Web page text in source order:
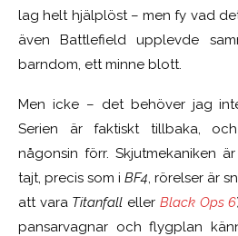
lag helt hjälplöst – men fy vad
även Battlefield upplevde
barndom, ett minne blott.
Men icke – det behöver jag
Serien är faktiskt tillbaka,
någonsin förr. Skjutmekaniken
tajt, precis som i BF4, rörelser är
att vara Titanfall eller Black Ops 6
pansarvagnar och flygplan